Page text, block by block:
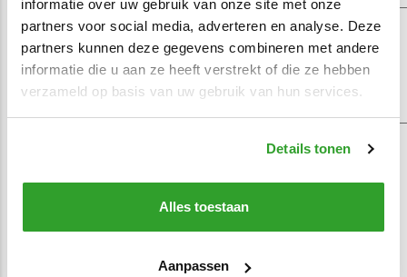
informatie over uw gebruik van onze site met onze
partners voor social media, adverteren en analyse. Deze
partners kunnen deze gegevens combineren met andere
informatie die u aan ze heeft verstrekt of die ze hebben
verzameld op basis van uw gebruik van hun services.
Details tonen
Alles toestaan
Aanpassen
Specialisten in huis
Onze monteurs zorgen dat het asset
tracking systeem in je materieel wordt